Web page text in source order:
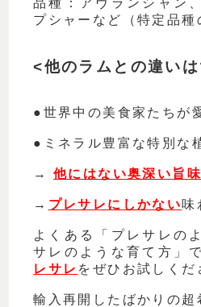
プシャーなど（特定品種
<他のラムとの違いは
● 世界中の美食家たちが
● ミネラル豊富な特別な
→他にはない奥深い旨
→ プレサレにしかない味
よくある「プレサレの
サレのような育て方」
レサレ をぜひお試しくだ
輸入再開したばかりの超